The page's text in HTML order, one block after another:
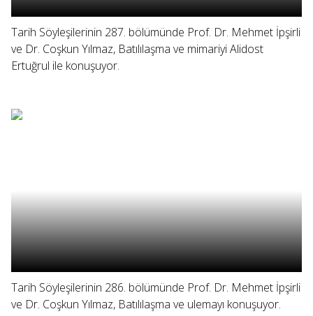
Tarih Söyleşilerinin 287. bölümünde Prof. Dr. Mehmet İpşirli
ve Dr. Coşkun Yılmaz, Batılılaşma ve mimariyi Alidost
Ertuğrul ile konuşuyor.
Tarih Söyleşilerinin 286. bölümünde Prof. Dr. Mehmet İpşirli
ve Dr. Coşkun Yılmaz, Batılılaşma ve ulemayı konuşuyor.